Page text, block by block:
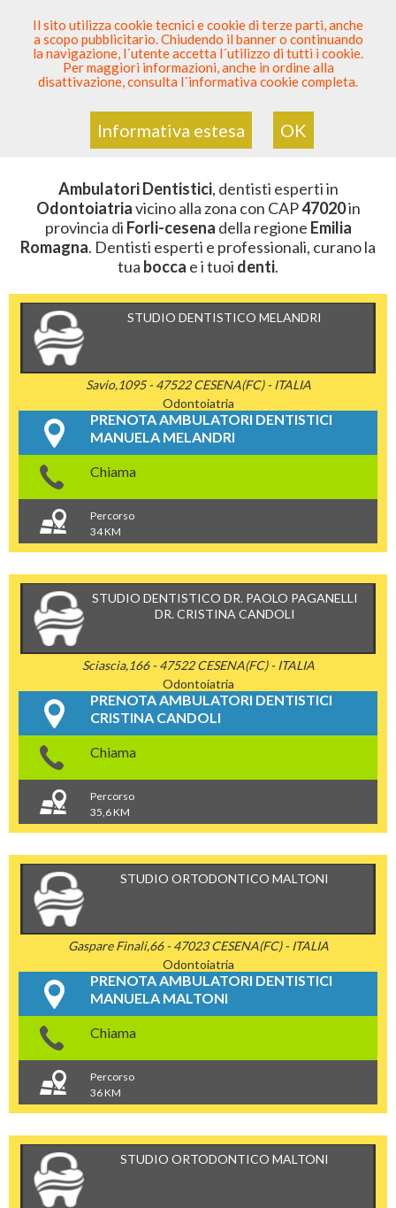
SEI DENTISTA? PARTECIPA
Sei QuiElenco Dentista Sicuro > Odontoiatria>
Ambulatori Dentistici>Emilia Romagna>Forli-Cesena
CAP 47020
ZONA CON CAP 47020
Ambulatori Dentistici, dentisti esperti in
Odontoiatriavicino alla zona con CAP47020in
provincia di Forli-cesena della regione Emilia
Romagna. Dentisti esperti e professionali, curano la
tua bocca e i tuoi denti.
STUDIO DENTISTICO MELANDRI
Savio,1095 - 47522 CESENA(FC) - ITALIA
Odontoiatria
PRENOTA AMBULATORI DENTISTICI
MANUELA MELANDRI
Chiama
Percorso
34 KM
STUDIO DENTISTICO DR. PAOLO PAGANELLI
DR. CRISTINA CANDOLI
Sciascia,166 - 47522 CESENA(FC) - ITALIA
Odontoiatria
PRENOTA AMBULATORI DENTISTICI
CRISTINA CANDOLI
Chiama
Percorso
35,6 KM
STUDIO ORTODONTICO MALTONI
Gaspare Finali,66 - 47023 CESENA(FC) - ITALIA
Odontoiatria
PRENOTA AMBULATORI DENTISTICI
MANUELA MALTONI
Chiama
Percorso
36 KM
STUDIO ORTODONTICO MALTONI
Il sito utilizza cookie tecnici e cookie di terze parti, anche
a scopo pubblicitario. Chiudendo il banner o continuando
la navigazione, l´utente accetta l´utilizzo di tutti i cookie.
Per maggiori informazioni, anche in ordine alla
disattivazione, consulta l´informativa cookie completa.
Informativa estesa OK